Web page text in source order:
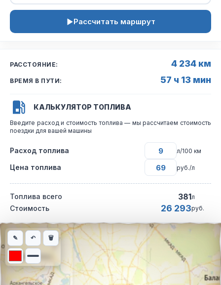
Рассчитать маршрут
РАССТОЯНИЕ: 4 234 км
ВРЕМЯ В ПУТИ: 57 ч 13 мин
КАЛЬКУЛЯТОР ТОПЛИВА
Введите расход и стоимость топлива — мы рассчитаем стоимость
поездки для вашей машины
Расход топлива л/100 км
Цена топлива руб./л
Топлива всего 381л
Стоимость 26 293руб.
Интерактивная карта автомобильного маршрута из города
✎ ↶ 🗑